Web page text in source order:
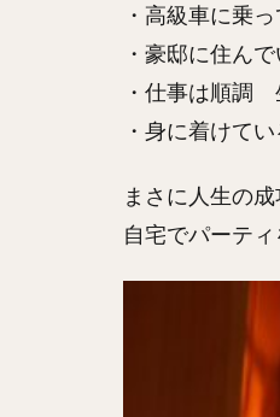
・高級車に乗
・豪邸に住ん
・仕事は順調
・身に着けて
まさに人生の
自宅でパーテ